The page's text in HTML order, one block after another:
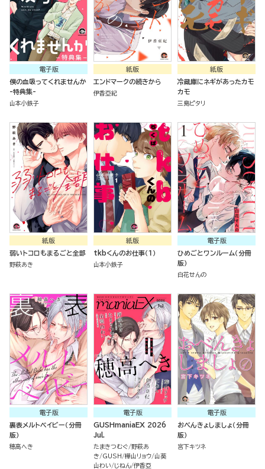
電子版
僕の血吸ってくれませんか
-特典集-
山本小鉄子
紙版
エンドマークの続きから
伊香亞紀
紙版
冷蔵庫にネギがあったカモ
カモ
三島ピタリ
紙版
弱いトコロもまるごと全部
野萩あき
紙版
tkbくんのお仕事（１）
山本小鉄子
電子版
ひめごとワンルーム（分冊
版）
白花せんの
電子版
裏表メルトベイビー（分冊
版）
穂高へき
電子版
GUSHmaniaEX 2026
Jul.
たまきつむぐ 野萩あ
き
GUSH 樺山リョウ 山葵
山わい
じねん 伊香亞
電子版
おべんきょしましょ（分冊
版）
宮下キツネ